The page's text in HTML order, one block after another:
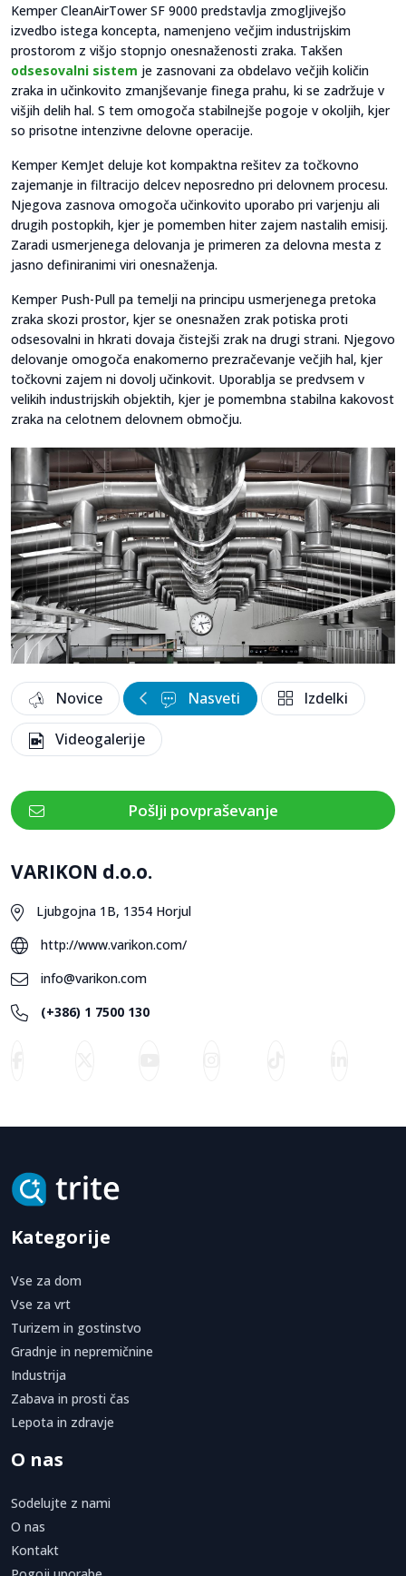
Kemper CleanAirTower SF 9000 predstavlja zmogljivejšo
izvedbo istega koncepta, namenjeno večjim industrijskim
prostorom z višjo stopnjo onesnaženosti zraka. Takšen
odsesovalni sistem je zasnovani za obdelavo večjih količin
zraka in učinkovito zmanjševanje finega prahu, ki se zadržuje v
višjih delih hal. S tem omogoča stabilnejše pogoje v okoljih, kjer
so prisotne intenzivne delovne operacije.
Kemper KemJet deluje kot kompaktna rešitev za točkovno
zajemanje in filtracijo delcev neposredno pri delovnem procesu.
Njegova zasnova omogoča učinkovito uporabo pri varjenju ali
drugih postopkih, kjer je pomemben hiter zajem nastalih emisij.
Zaradi usmerjenega delovanja je primeren za delovna mesta z
jasno definiranimi viri onesnaženja.
Kemper Push-Pull pa temelji na principu usmerjenega pretoka
zraka skozi prostor, kjer se onesnažen zrak potiska proti
odsesovalni in hkrati dovaja čistejši zrak na drugi strani. Njegovo
delovanje omogoča enakomerno prezračevanje večjih hal, kjer
točkovni zajem ni dovolj učinkovit. Uporablja se predvsem v
velikih industrijskih objektih, kjer je pomembna stabilna kakovost
zraka na celotnem delovnem območju.
Novice Nasveti Izdelki
Videogalerije
Pošlji povpraševanje
VARIKON d.o.o.
Ljubgojna 1B, 1354 Horjul
http://www.varikon.com/
info@varikon.com
(+386) 1 7500 130
Kategorije
Vse za dom
Vse za vrt
Turizem in gostinstvo
Gradnje in nepremičnine
Industrija
Zabava in prosti čas
Lepota in zdravje
O nas
Sodelujte z nami
O nas
Kontakt